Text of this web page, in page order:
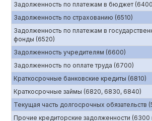
Задолженность по платежам в бюджет
Задолженность по страхованию (6510)
Задолженность по платежам в
фонды (6520)
Задолженность учредителям (6600)
Задолженность по оплате труда (6700)
Краткосрочные банковские кредиты (6810)
Краткосрочные займы (6820, 6830, 6840)
Текущая часть долгосрочных обязательств
Прочие кредиторские задолженности